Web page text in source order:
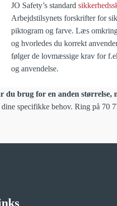
JO Safety’s standard
Arbejdstilsynets forskrifter for
piktogram og farve. Læs
og hvorledes du korrekt
følger de lovmæssige krav for
og anvendelse.
du brug for en anden størrelse,
specifikke behov. Ring på 70